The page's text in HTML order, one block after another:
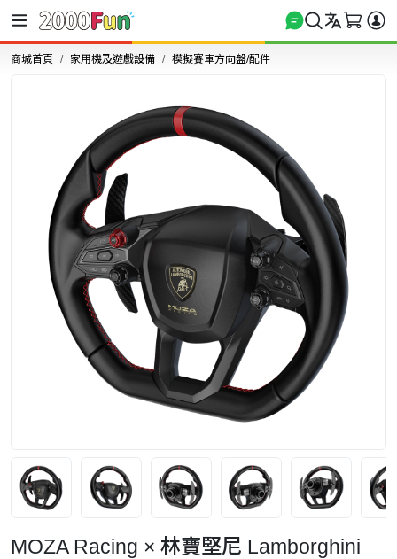
商城首頁 家用機及遊戲設備 模擬賽車方向盤/配件
MOZA Racing × 林寶堅尼 Lamborghini